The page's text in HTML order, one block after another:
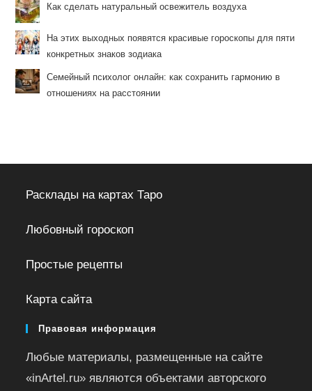
Как сделать натуральный освежитель воздуха
На этих выходных появятся красивые гороскопы для пяти
конкретных знаков зодиака
Семейный психолог онлайн: как сохранить гармонию в
отношениях на расстоянии
Расклады на картах Таро
Любовный гороскоп
Простые рецепты
Карта сайта
Правовая информация
Любые материалы, размещенные на сайте
«inArtel.ru» являются объектами авторского